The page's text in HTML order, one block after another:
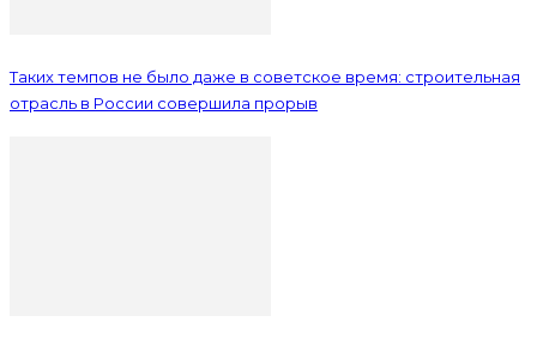
Таких темпов не было даже в советское время: строительная
отрасль в России совершила прорыв